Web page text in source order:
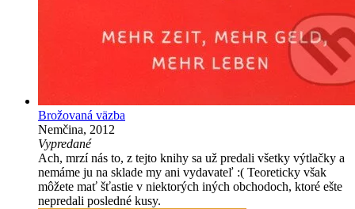
Brožovaná väzba
Nemčina, 2012
Vypredané
Ach, mrzí nás to, z tejto knihy sa už predali všetky výtlačky a
nemáme ju na sklade my ani vydavateľ :( Teoreticky však
môžete mať šťastie v niektorých iných obchodoch, ktoré ešte
nepredali posledné kusy.